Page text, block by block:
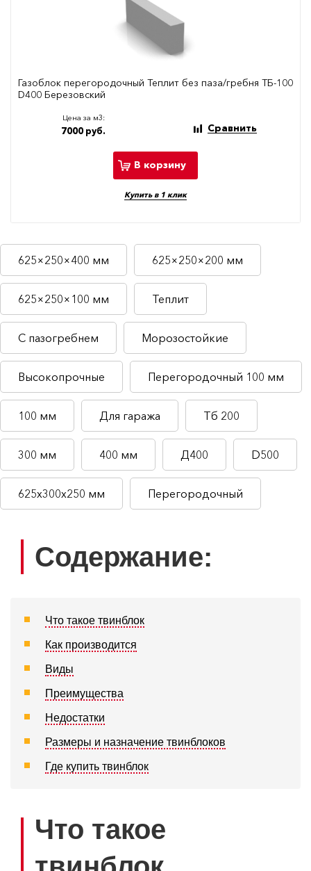
Газоблок перегородочный Теплит без паза/гребня ТБ-100
D400 Березовский
Цена за м3:
7000 руб. Сравнить
В корзину
Купить в 1 клик
625×250×400 мм 625×250×200 мм
625×250×100 мм Теплит
С пазогребнем Морозостойкие
Высокопрочные Перегородочный 100 мм
100 мм Для гаража Тб 200
300 мм 400 мм Д400 D500
625х300х250 мм Перегородочный
Содержание:
Что такое твинблок
Как производится
Виды
Преимущества
Недостатки
Размеры и назначение твинблоков
Где купить твинблок
Что такое